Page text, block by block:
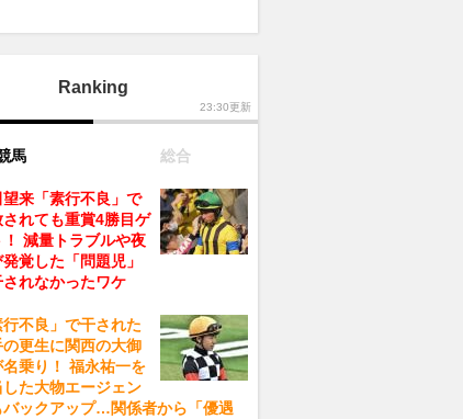
Ranking
23:30更新
馬 総合
望来「素行不良」で
されても重賞4勝目ゲ
！ 減量トラブルや夜
覚した「問題児」
されなかったワケ
行不良」で干された
の更生に関西の大御
名乗り！ 福永祐一を
した大物エージェン
バックアップ…関係者から「優遇